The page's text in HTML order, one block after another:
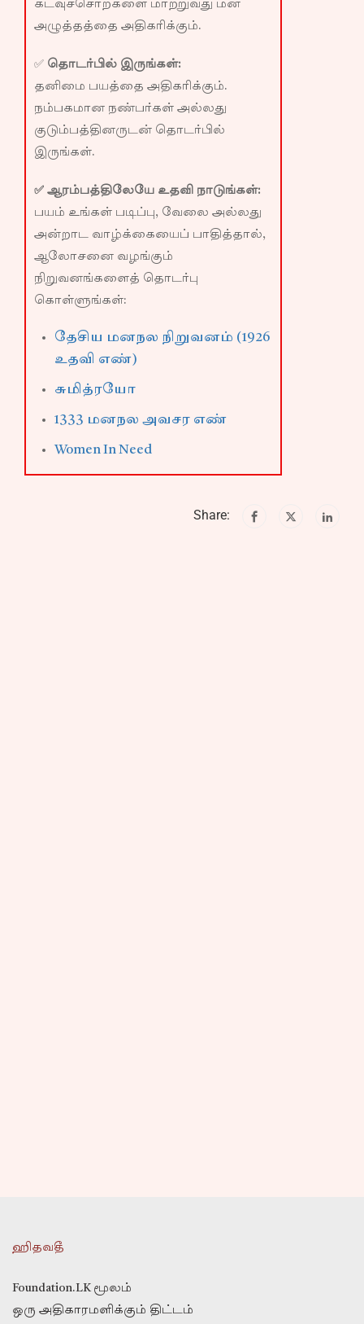
கடவுச்சொற்களை மாற்றுவது மன
அழுத்தத்தை அதிகரிக்கும்.
✅ தொடர்பில் இருங்கள்:
தனிமை பயத்தை அதிகரிக்கும்.
நம்பகமான நண்பர்கள் அல்லது
குடும்பத்தினருடன் தொடர்பில்
இருங்கள்.
✅ ஆரம்பத்திலேயே உதவி நாடுங்கள்:
பயம் உங்கள் படிப்பு, வேலை அல்லது
அன்றாட வாழ்க்கையைப் பாதித்தால்,
ஆலோசனை வழங்கும்
நிறுவனங்களைத் தொடர்பு
கொள்ளுங்கள்:
தேசிய மனநல நிறுவனம் (1926
உதவி எண்)
சுமித்ரயோ
1333 மனநல அவசர எண்
Women In Need
Share:
ஹிதவதீ
Foundation.LK மூலம்
ஒரு அதிகாரமளிக்கும் திட்டம்